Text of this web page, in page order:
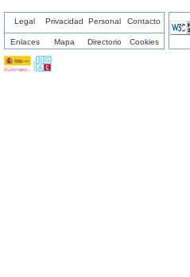
Legal Privacidad Personal Contacto
Enlaces Mapa Directorio Cookies